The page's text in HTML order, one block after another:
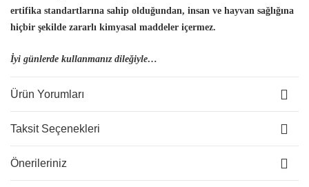
ertifika standartlarına sahip olduğundan, insan ve hayvan sağlığına
hiçbir şekilde zararlı kimyasal maddeler içermez.
İyi günlerde kullanmanız dileğiyle…
Ürün Yorumları
Taksit Seçenekleri
Önerileriniz